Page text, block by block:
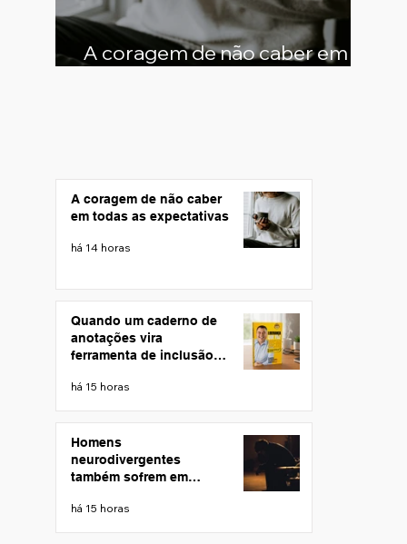
A coragem de não caber em
A coragem de não caber
em todas as expectativas
há 14 horas
Quando um caderno de
anotações vira
ferramenta de inclusão: a
"Liderança Que Faz
há 15 horas
Homens
neurodivergentes
também sofrem em
há 15 horas